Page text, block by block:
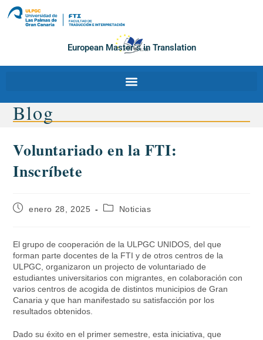
European Master´s in Translation
Blog
Voluntariado en la FTI:
Inscríbete
enero 28, 2025 Noticias
El grupo de cooperación de la ULPGC UNIDOS, del que
forman parte docentes de la FTI y de otros centros de la
ULPGC, organizaron un projecto de voluntariado de
estudiantes universitarios con migrantes, en colaboración con
varios centros de acogida de distintos municipios de Gran
Canaria y que han manifestado su satisfacción por los
resultados obtenidos.
Dado su éxito en el primer semestre, esta iniciativa, que